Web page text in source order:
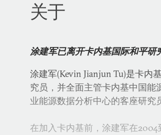
关于
涂建军已离开卡内基国际和平研
涂建军(Kevin Jianjun Tu)是卡内
究员，并全面主管卡内基中国
业能源数据分析中心的客座研究
在加入卡内基前，涂建军在